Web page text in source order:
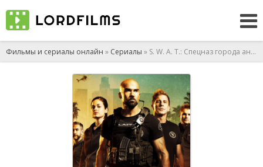
Фильмы и сериалы онлайн » Сериалы » S. W. A. T.: Спецназ города ангелов